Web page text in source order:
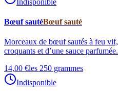
Bœuf sautéBœuf sauté
Morceaux de bœuf sautés à feu
croquants et d’une sauce parfumée.
14,00 €les 250 grammes
Indisponible